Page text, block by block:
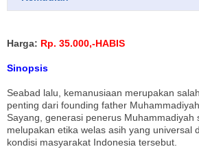
Harga: Rp. 35.000,-HABIS
Sinopsis
Seabad lalu, kemanusiaan merupakan
penting dari founding father Muhammadiyah
Sayang, generasi penerus Muhammadiyah
melupakan etika welas asih yang universal
kondisi masyarakat Indonesia tersebut.